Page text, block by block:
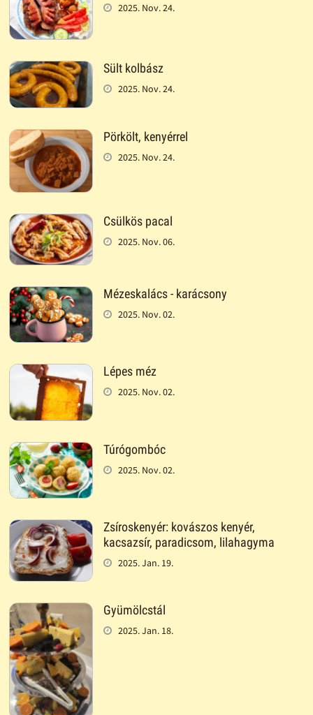
2025. Nov. 24.
Sült kolbász
2025. Nov. 24.
Pörkölt, kenyérrel
2025. Nov. 24.
Csülkös pacal
2025. Nov. 06.
Mézeskalács - karácsony
2025. Nov. 02.
Lépes méz
2025. Nov. 02.
Túrógombóc
2025. Nov. 02.
Zsíroskenyér: kovászos kenyér,
kacsazsír, paradicsom, lilahagyma
2025. Jan. 19.
Gyümölcstál
2025. Jan. 18.